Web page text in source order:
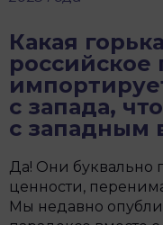
Какая
российское
с запада,
с западным
Да! Они буквально
ценности,
Мы недавно